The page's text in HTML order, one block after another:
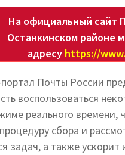
На официальный сайт
Останкинском районе
адресу https://
Почты России
воспользоваться
реального времени,
сбора и
задач, а также ускорит